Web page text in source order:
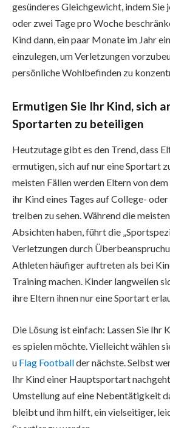
gesünderes Gleichgewicht, indem Sie
oder zwei Tage pro Woche
Kind dann, ein paar Monate im Jahr
einzulegen, um Verletzungen
persönliche Wohlbefinden zu
Ermutigen Sie Ihr Kind, sich
Sportarten zu beteiligen
Heutzutage gibt es den Trend, dass
ermutigen, sich auf nur eine Sportart
meisten Fällen werden Eltern von
ihr Kind eines Tages auf College-
treiben zu sehen. Während die
Absichten haben, führt die
Verletzungen durch
Athleten häufiger auftreten als bei
Training machen. Kinder langweilen
ihre Eltern ihnen nur eine Sportart
Die Lösung ist einfach: Lassen Sie Ihr
es spielen möchte. Vielleicht wählen
u Flag Footballder nächste. Selbst
Ihr Kind einer Hauptsportart
Umstellung auf eine Nebentätigkeit
bleibt und ihm hilft, ein vielseitiger,